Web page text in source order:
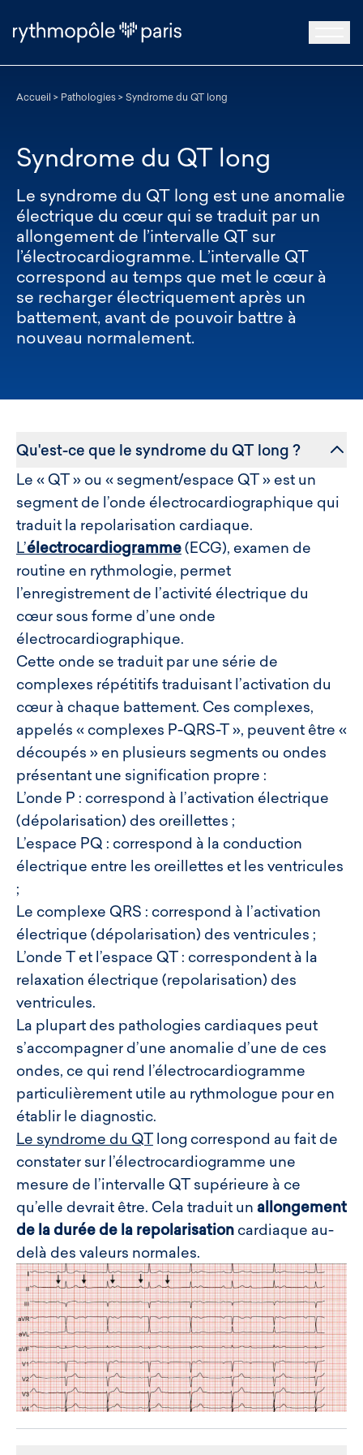
Accueil > Pathologies>Syndrome du QT long
Syndrome du QT long
Le syndrome du QT long est une anomalie
électrique du cœur qui se traduit par un
allongement de l’intervalle QT sur
l’électrocardiogramme. L’intervalle QT
correspond au temps que met le cœur à
se recharger électriquement après un
battement, avant de pouvoir battre à
nouveau normalement.
Qu'est-ce que le syndrome du QT long ?
Le « QT » ou « segment/espace QT » est un
segment de l’onde électrocardiographique qui
traduit la repolarisation cardiaque.
L’électrocardiogramme(ECG), examen de
routine en rythmologie, permet
l’enregistrement de l’activité électrique du
cœur sous forme d’une onde
électrocardiographique.
Cette onde se traduit par une série de
complexes répétitifs traduisant l’activation du
cœur à chaque battement. Ces complexes,
appelés « complexes P-QRS-T », peuvent être «
découpés » en plusieurs segments ou ondes
présentant une signification propre :
L’onde P : correspond à l’activation électrique
(dépolarisation) des oreillettes ;
L’espace PQ : correspond à la conduction
électrique entre les oreillettes et les ventricules
;
Le complexe QRS : correspond à l’activation
électrique (dépolarisation) des ventricules ;
L’onde T et l’espace QT : correspondent à la
relaxation électrique (repolarisation) des
ventricules.
La plupart des pathologies cardiaques peut
s’accompagner d’une anomalie d’une de ces
ondes, ce qui rend l’électrocardiogramme
particulièrement utile au rythmologue pour en
établir le diagnostic.
Le syndrome du QTlong correspond au fait de
constater sur l’électrocardiogramme une
mesure de l’intervalle QT supérieure à ce
qu’elle devrait être. Cela traduit un allongement
de la durée de la repolarisationcardiaque au-
delà des valeurs normales.